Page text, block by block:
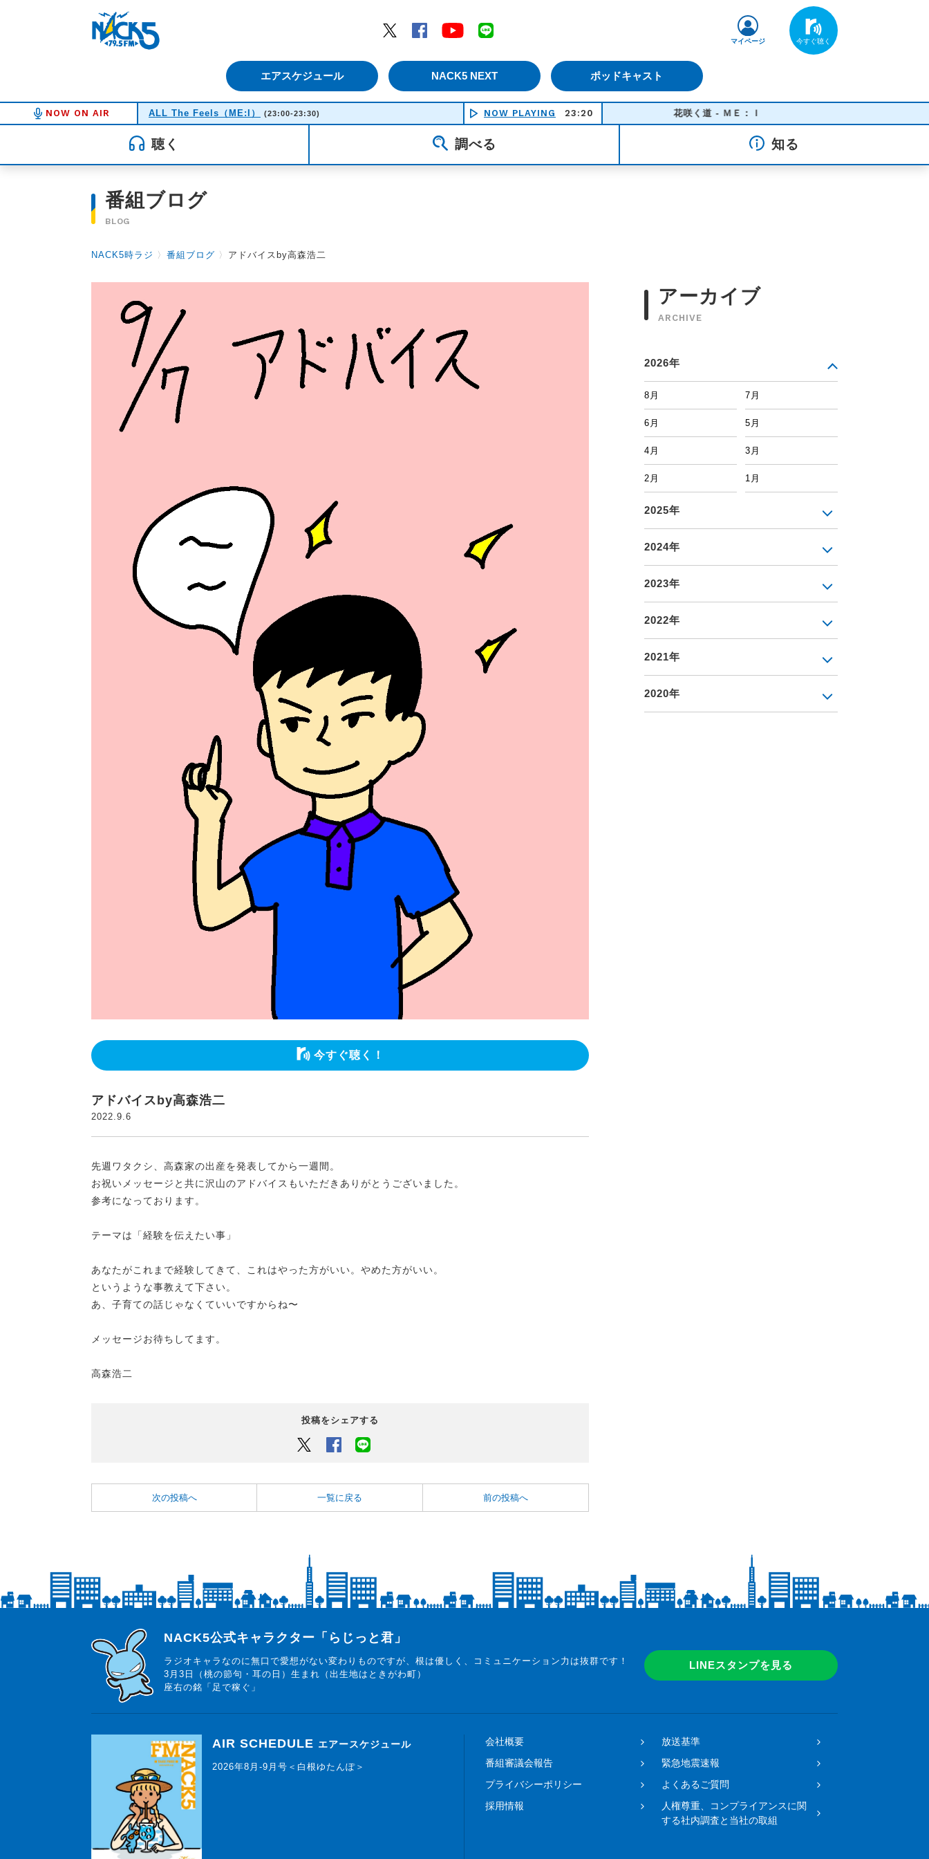
Twitter
Facebook YouTube
エアスケジュール NACK5 NEXT ポッドキャスト
マイページ
NOW ON AIR ALL The Feels（ME:I） (23:00-23:30) NOW PLAYING 23:20 花咲く道 - ＭＥ：Ｉ
聴く 調べる 知る
番組ブログ
BLOG
NACK5時ラジ 〉 番組ブログ 〉 アドバイスby高森浩二
今すぐ聴く！
アドバイスby高森浩二
2022.9.6
先週ワタクシ、高森家の出産を発表してから一週間。
お祝いメッセージと共に沢山のアドバイスもいただきありがとうございました。
参考になっております。
テーマは「経験を伝えたい事」
あなたがこれまで経験してきて、これはやった方がいい。やめた方がいい。
というような事教えて下さい。
あ、子育ての話じゃなくていいですからね〜
メッセージお待ちしてます。
高森浩二
投稿をシェアする
Twitter Facebook
次の投稿へ 一覧に戻る 前の投稿へ
アーカイブ
ARCHIVE
2026年
8月 7月
6月 5月
4月 3月
2月 1月
2025年
2024年
2023年
2022年
2021年
2020年
らじっと君
NACK5公式キャラクター「らじっと君」
ラジオキャラなのに無口で愛想がない変わりものですが、根は優しく、コミュニケーション力は抜群です！
3月3日（桃の節句・耳の日）生まれ（出生地はときがわ町）
座右の銘「足で稼ぐ」
LINEスタンプを見る
AIR SCHEDULE エアースケジュール
2026年8月-9月号＜白根ゆたんぽ＞
会社概要
放送基準
番組審議会報告
緊急地震速報
プライバシーポリシー
よくあるご質問
採用情報
人権尊重、コンプライアンスに関
する社内調査と当社の取組